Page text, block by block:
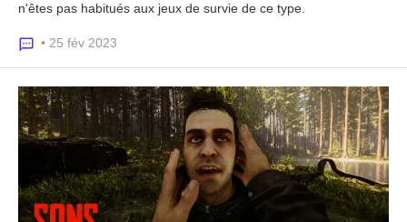
n'êtes pas habitués aux jeux de survie de ce type.
• 25 fév 2023